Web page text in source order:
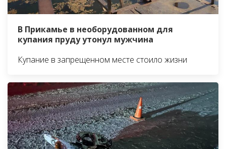
В Прикамье в необорудованном для
купания пруду утонул мужчина
Купание в запрещенном месте стоило жизни